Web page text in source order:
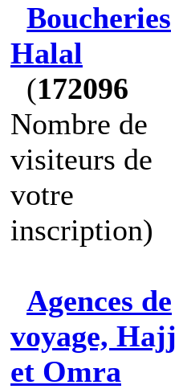
Boucheries
Halal
(172096
Nombre de
visiteurs de
votre
inscription)
Agences de
voyage, Hajj
et Omra